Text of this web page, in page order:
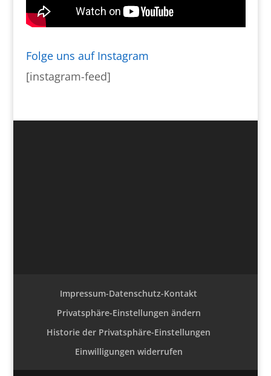
Folge uns auf Instagram
[instagram-feed]
Impressum-Datenschutz-Kontakt
Privatsphäre-Einstellungen ändern
Historie der Privatsphäre-Einstellungen
Einwilligungen widerrufen